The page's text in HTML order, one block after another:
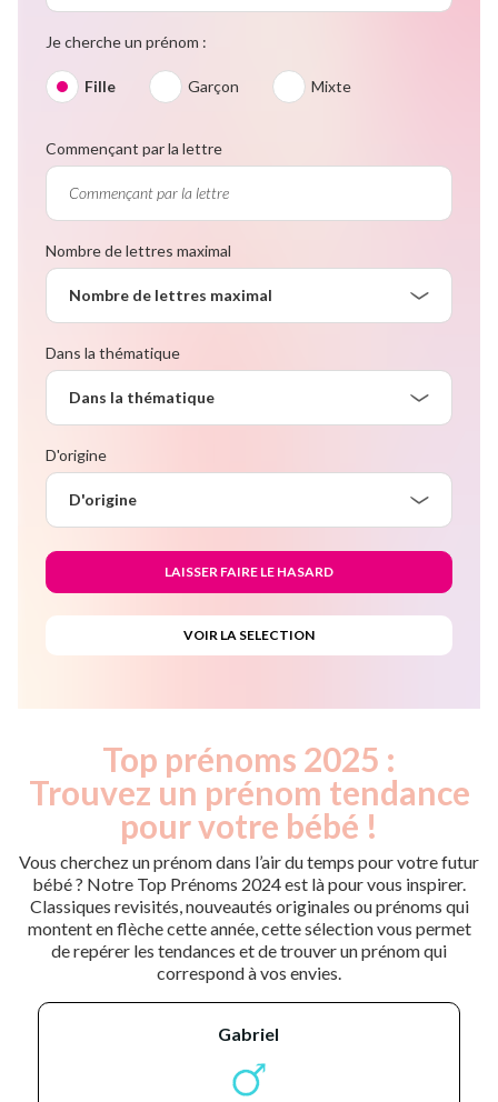
Je cherche un prénom :
Fille Garçon Mixte
Commençant par la lettre
Nombre de lettres maximal
Nombre de lettres maximal
Dans la thématique
Dans la thématique
D'origine
D'origine
Top prénoms 2025 :
Trouvez un prénom tendance
pour votre bébé !
Vous cherchez un prénom dans l’air du temps pour votre futur
bébé ? Notre Top Prénoms 2024 est là pour vous inspirer.
Classiques revisités, nouveautés originales ou prénoms qui
montent en flèche cette année, cette sélection vous permet
de repérer les tendances et de trouver un prénom qui
correspond à vos envies.
gabriel